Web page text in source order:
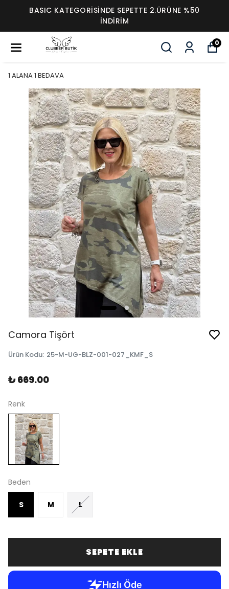
BASIC KATEGORİSİNDE SEPETTE 2.ÜRÜNE %50
İNDİRİM
0
1 ALANA 1 BEDAVA
Camora Tişört
Ürün Kodu: 25-M-UG-BLZ-001-027_KMF_S
₺ 669.00
Renk
Beden
S M L
SEPETE EKLE